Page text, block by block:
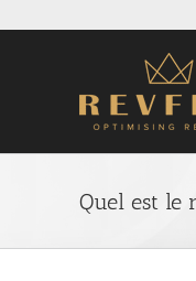
Quel est le